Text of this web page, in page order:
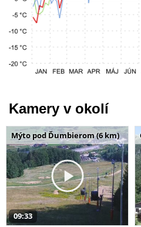
Kamery v okolí
Mýto pod Ďumbierom (6 km)
09:33